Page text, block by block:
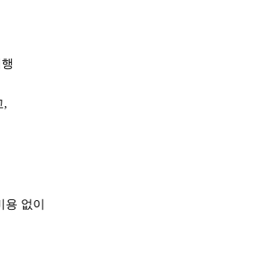
,
없이